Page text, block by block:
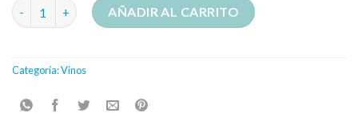
Marqu?s de C?ceres Rioja Crianza 0,75l cantidad
AÑADIR AL CARRITO
Categoría:Vinos